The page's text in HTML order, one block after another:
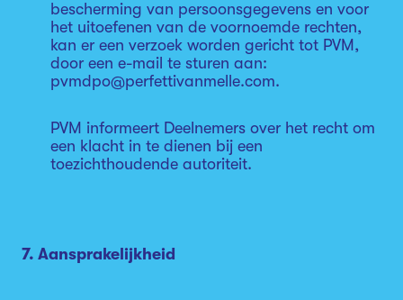
bescherming van persoonsgegevens en voor
het uitoefenen van de voornoemde rechten,
kan er een verzoek worden gericht tot PVM,
door een e-mail te sturen aan:
pvmdpo@perfettivanmelle.com.
PVM informeert Deelnemers over het recht om
een klacht in te dienen bij een
toezichthoudende autoriteit.
7. Aansprakelijkheid